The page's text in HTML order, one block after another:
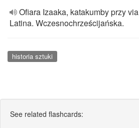
Ofiara Izaaka, katakumby przy via
Latina. Wczesnochrześcijańska.
historia sztuki
See related flashcards: